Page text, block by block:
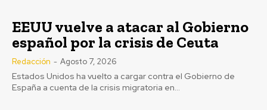
Este sábado 8 de agosto, el histórico Trofeo Ramón de
Carranza celebra su edición número 72 con un...
Jerez: Las obras de mejora en la barriada Olivar
de Rivero entran en su fase final
Agosto 8, 2026
EEUU vuelve a atacar al Gobierno
español por la crisis de Ceuta
Redacción - Agosto 7, 2026
Estados Unidos ha vuelto a cargar contra el Gobierno de
España a cuenta de la crisis migratoria en...